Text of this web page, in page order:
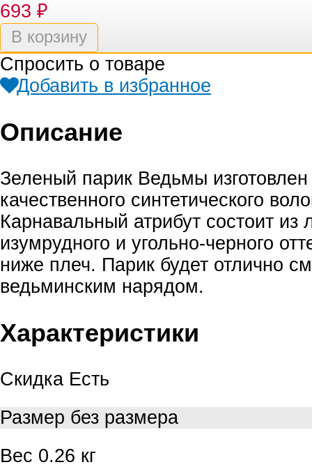
693 ₽
Спросить о товаре
Добавить в избранное
Описание
Зеленый парик Ведьмы изготовлен
качественного синтетического
Карнавальный атрибут состоит из
изумрудного и угольно-черного
ниже плеч. Парик будет отлично
ведьминским нарядом.
Характеристики
Скидка Есть
Размер без размера
Вес 0.26 кг